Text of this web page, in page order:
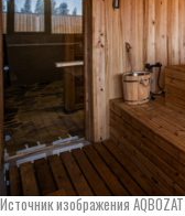
Источник изображения AQBOZAT